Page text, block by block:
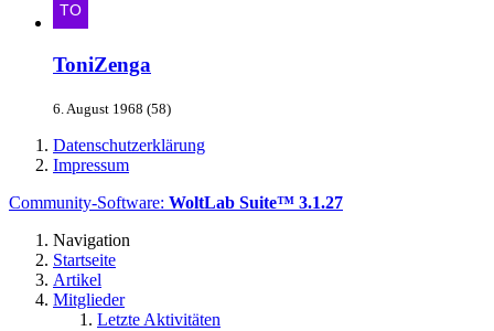
ToniZenga
6. August 1968 (58)
Datenschutzerklärung
Impressum
Community-Software: WoltLab Suite™ 3.1.27
Navigation
Startseite
Artikel
Mitglieder
Letzte Aktivitäten